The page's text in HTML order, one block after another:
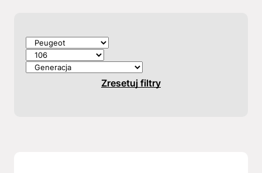
Zresetuj filtry